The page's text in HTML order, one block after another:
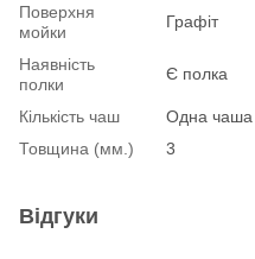
Поверхня
мойки
Графіт
Наявність
полки
Є полка
Кількість чаш
Одна чаша
Товщина (мм.)
3
Відгуки